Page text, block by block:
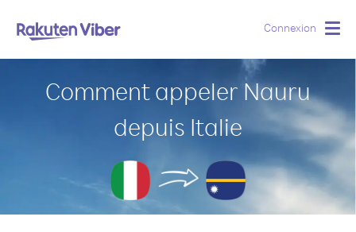
Connexion
Comment appeler Nauru
depuis Italie